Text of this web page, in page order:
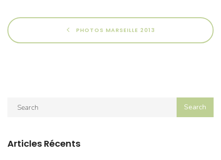
PHOTOS MARSEILLE 2013
Articles Récents